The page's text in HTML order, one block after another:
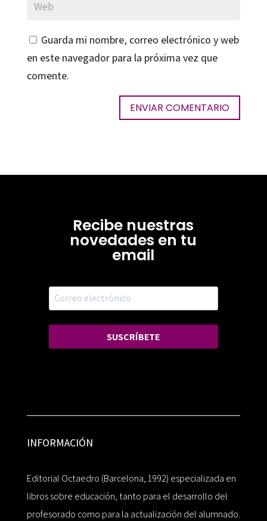
Guarda mi nombre, correo electrónico y web
en este navegador para la próxima vez que
comente.
Recibe nuestras
novedades en tu
email
SUSCRÍBETE
INFORMACIÓN
Editorial Octaedro (Barcelona, 1992) especializada en
libros sobre educación, tanto para el desarrollo del
profesorado como para la actualización del alumnado.